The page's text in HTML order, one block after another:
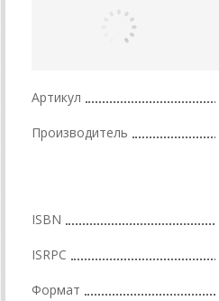
Артикул
Производитель
ISBN
ISRPC
Формат